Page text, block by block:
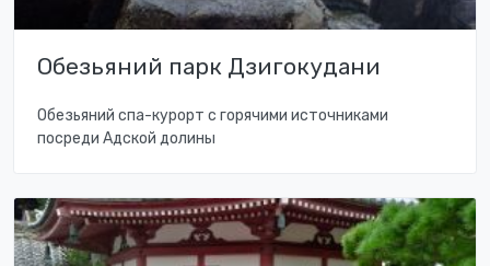
Обезьяний парк Дзигокудани
Обезьяний спа-курорт с горячими источниками
посреди Адской долины